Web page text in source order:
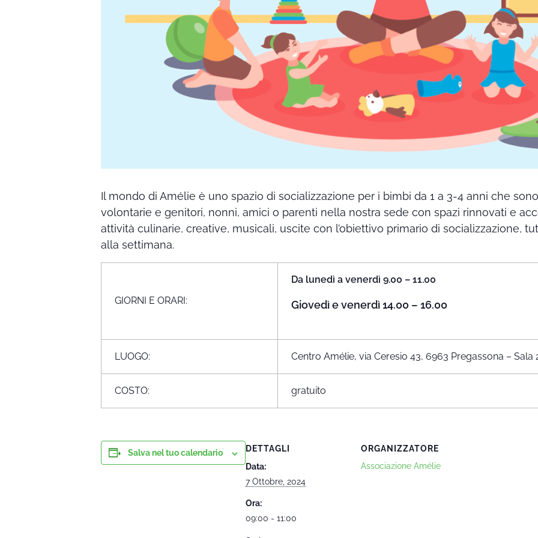
Il mondo di Amélie è uno spazio di socializzazione per i bimbi da 1 a 3-4 anni che
volontarie e genitori, nonni, amici o parenti nella nostra sede con spazi rinnovati e
attività culinarie, creative, musicali, uscite con l’obiettivo primario di socializzazione,
alla settimana.
GIORNI E ORARI:
Da lunedì a venerdì 9.00 – 11.00
Giovedì e venerdì 14.00 – 16.00
LUOGO: Centro Amélie, via Ceresio 43, 6963 Pregassona – Sala
COSTO: gratuito
Salva nel tuo calendario
DETTAGLI
Data:
7 Ottobre, 2024
Ora:
09:00 - 11:00
ORGANIZZATORE
Associazione Amélie